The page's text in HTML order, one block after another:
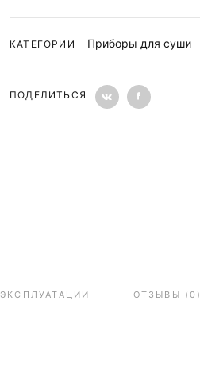
КАТЕГОРИИ Приборы для суши
ПОДЕЛИТЬСЯ
ОТЗЫВЫ (0)